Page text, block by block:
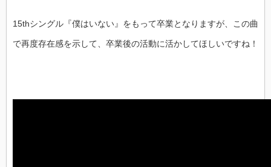
15thシングル『僕はいない』をもって卒業となりますが、この曲
で再度存在感を示して、卒業後の活動に活かしてほしいですね！